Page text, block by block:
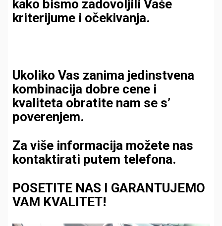
kako bismo zadovoljili Vaše
kriterijume i očekivanja.
Ukoliko Vas zanima jedinstvena
kombinacija dobre cene i
kvaliteta obratite nam se s’
poverenjem.
Za više informacija možete nas
kontaktirati putem telefona.
POSETITE NAS I GARANTUJEMO
VAM KVALITET!